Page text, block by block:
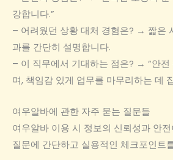
강합니다.”
– 어려웠던 상황 대처 경험은? → 짧은
과를 간단히 설명합니다.
– 이 직무에서 기대하는 점은? → “안
며, 책임감 있게 업무를 마무리하는 데
여우알바에 관한 자주 묻는 질문들
여우알바 이용 시 정보의 신뢰성과 안
질문에 간단하고 실용적인 체크포인트